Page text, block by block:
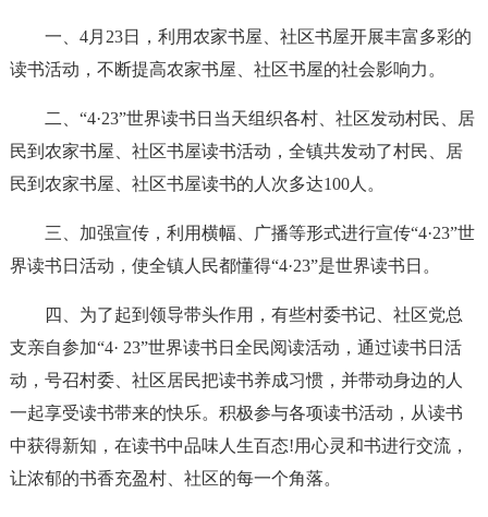
一、4月23日，利用农家书屋、社区书屋开展丰富多彩的
读书活动，不断提高农家书屋、社区书屋的社会影响力。
二、“4·23”世界读书日当天组织各村、社区发动村民、居
民到农家书屋、社区书屋读书活动，全镇共发动了村民、居
民到农家书屋、社区书屋读书的人次多达100人。
三、加强宣传，利用横幅、广播等形式进行宣传“4·23”世
界读书日活动，使全镇人民都懂得“4·23”是世界读书日。
四、为了起到领导带头作用，有些村委书记、社区党总
支亲自参加“4· 23”世界读书日全民阅读活动，通过读书日活
动，号召村委、社区居民把读书养成习惯，并带动身边的人
一起享受读书带来的快乐。积极参与各项读书活动，从读书
中获得新知，在读书中品味人生百态!用心灵和书进行交流，
让浓郁的书香充盈村、社区的每一个角落。